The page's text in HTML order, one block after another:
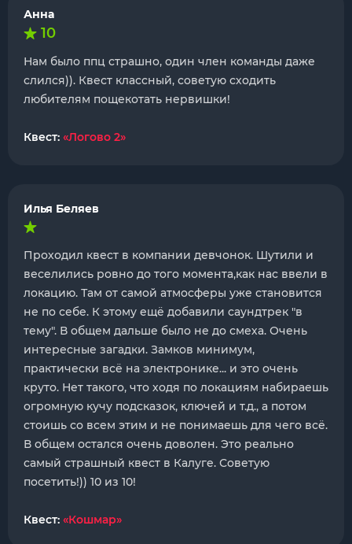
Анна
10
Нам было ппц страшно, один член команды даже
слился)). Квест классный, советую сходить
любителям пощекотать нервишки!
Квест: «Логово 2»
Илья Беляев
Проходил квест в компании девчонок. Шутили и
веселились ровно до того момента,как нас ввели в
локацию. Там от самой атмосферы уже становится
не по себе. К этому ещё добавили саундтрек "в
тему". В общем дальше было не до смеха. Очень
интересные загадки. Замков минимум,
практически всё на электронике... и это очень
круто. Нет такого, что ходя по локациям набираешь
огромную кучу подсказок, ключей и т.д., а потом
стоишь со всем этим и не понимаешь для чего всё.
В общем остался очень доволен. Это реально
самый страшный квест в Калуге. Советую
посетить!)) 10 из 10!
Квест: «Кошмар»